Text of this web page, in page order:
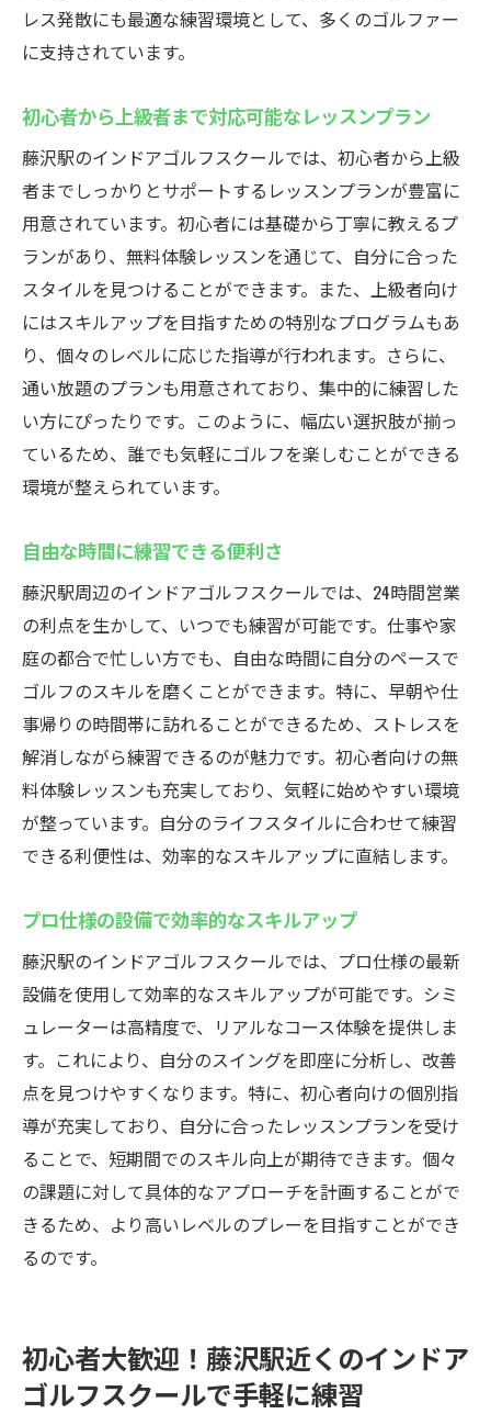
レス発散にも最適な練習環境として、多くのゴルファー
に支持されています。
初心者から上級者まで対応可能なレッスンプラン
藤沢駅のインドアゴルフスクールでは、初心者から上級
者までしっかりとサポートするレッスンプランが豊富に
用意されています。初心者には基礎から丁寧に教えるプ
ランがあり、無料体験レッスンを通じて、自分に合った
スタイルを見つけることができます。また、上級者向け
にはスキルアップを目指すための特別なプログラムもあ
り、個々のレベルに応じた指導が行われます。さらに、
通い放題のプランも用意されており、集中的に練習した
い方にぴったりです。このように、幅広い選択肢が揃っ
ているため、誰でも気軽にゴルフを楽しむことができる
環境が整えられています。
自由な時間に練習できる便利さ
藤沢駅周辺のインドアゴルフスクールでは、24時間営業
の利点を生かして、いつでも練習が可能です。仕事や家
庭の都合で忙しい方でも、自由な時間に自分のペースで
ゴルフのスキルを磨くことができます。特に、早朝や仕
事帰りの時間帯に訪れることができるため、ストレスを
解消しながら練習できるのが魅力です。初心者向けの無
料体験レッスンも充実しており、気軽に始めやすい環境
が整っています。自分のライフスタイルに合わせて練習
できる利便性は、効率的なスキルアップに直結します。
プロ仕様の設備で効率的なスキルアップ
藤沢駅のインドアゴルフスクールでは、プロ仕様の最新
設備を使用して効率的なスキルアップが可能です。シミ
ュレーターは高精度で、リアルなコース体験を提供しま
す。これにより、自分のスイングを即座に分析し、改善
点を見つけやすくなります。特に、初心者向けの個別指
導が充実しており、自分に合ったレッスンプランを受け
ることで、短期間でのスキル向上が期待できます。個々
の課題に対して具体的なアプローチを計画することがで
きるため、より高いレベルのプレーを目指すことができ
るのです。
初心者大歓迎！藤沢駅近くのインドア
ゴルフスクールで手軽に練習